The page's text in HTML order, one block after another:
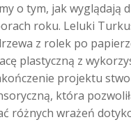
o tym, jak wyglądają
roku. Leluki
z rolek po
plastyczną z
projektu
która
różnych wrażeń